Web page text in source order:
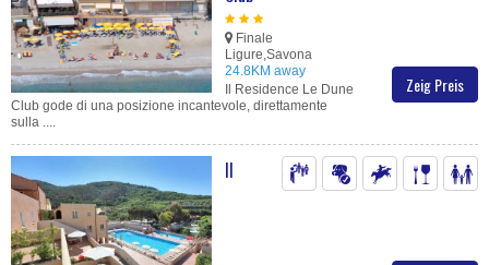
Zeig Preis
Finale
Ligure,Savona
24.8KM away
Il Residence Le Dune
Club gode di una posizione incantevole, direttamente
sulla ....
Il